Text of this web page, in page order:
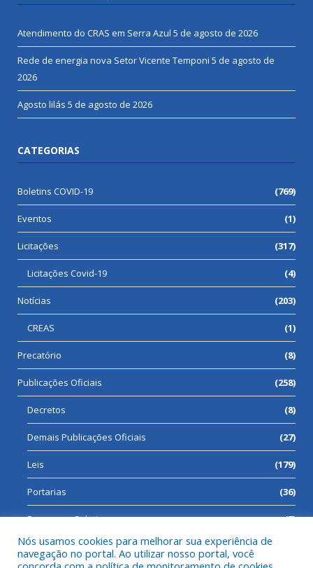
Atendimento do CRAS em Serra Azul 5 de agosto de 2026
Rede de energia nova Setor Vicente Temponi 5 de agosto de
2026
Agosto lilás 5 de agosto de 2026
CATEGORIAS
Boletins COVID-19 (769)
Eventos (1)
Licitações (317)
Licitações Covid-19 (4)
Notícias (203)
CREAS (1)
Precatório (8)
Publicações Oficiais (258)
Decretos (8)
Demais Publicações Oficiais (27)
Leis (179)
Portarias (36)
Processos Seletivos (7)
Nós usamos cookies para melhorar sua experiência de
navegação no portal. Ao utilizar nosso portal, você